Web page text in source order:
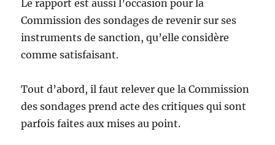
Le rapport est aussi l’occasion pour la
Commission des sondages de revenir sur ses
instruments de sanction, qu’elle considère
comme satisfaisant.
Tout d’abord, il faut relever que la Commission
des sondages prend acte des critiques qui sont
parfois faites aux mises au point.